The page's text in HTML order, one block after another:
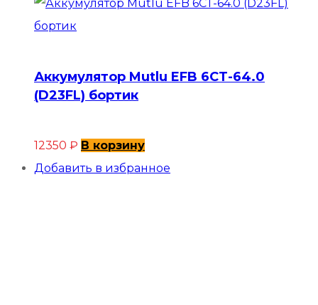
Аккумулятор Mutlu EFB 6СТ-64.0
(D23FL) бортик
12350 ₽ В корзину
Добавить в избранное